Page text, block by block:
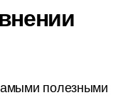
полезными